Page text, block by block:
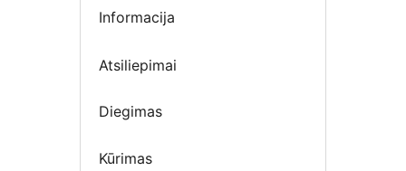
Informacija
Atsiliepimai
Diegimas
Kūrimas